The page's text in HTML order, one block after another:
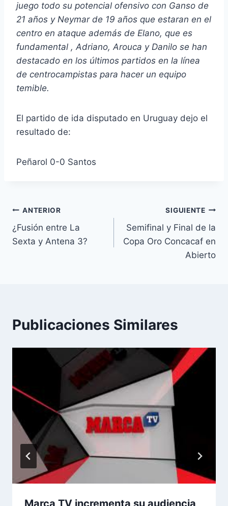
juego todo su potencial ofensivo con Ganso de
21 años y Neymar de 19 años que estaran en el
centro en ataque además de Elano, que es
fundamental , Adriano, Arouca y Danilo se han
destacado en los últimos partidos en la línea
de centrocampistas para hacer un equipo
temible.
El partido de ida disputado en Uruguay dejo el
resultado de:
Peñarol 0-0 Santos
Navegación
de
ANTERIOR
¿Fusión entre La
Sexta y Antena 3?
SIGUIENTE
Semifinal y Final de la
Copa Oro Concacaf en
Abierto
Publicaciones Similares
Marca TV incrementa su audiencia